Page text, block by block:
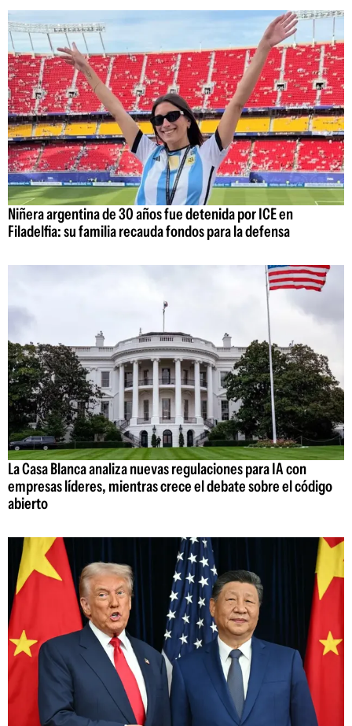
Niñera argentina de 30 años fue detenida por ICE en
Filadelfia: su familia recauda fondos para la defensa
La Casa Blanca analiza nuevas regulaciones para IA con
empresas líderes, mientras crece el debate sobre el código
abierto